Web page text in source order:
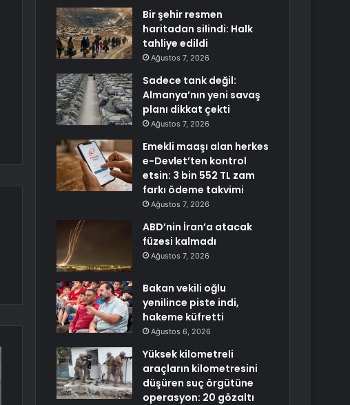
Bir şehir resmen
haritadan silindi: Halk
tahliye edildi
Ağustos 7, 2026
Sadece tank değil:
Almanya’nın yeni savaş
planı dikkat çekti
Ağustos 7, 2026
Emekli maaşı alan herkes
e-Devlet’ten kontrol
etsin: 3 bin 552 TL zam
farkı ödeme takvimi
Ağustos 7, 2026
ABD’nin İran’a atacak
füzesi kalmadı
Ağustos 7, 2026
Bakan vekili oğlu
yenilince piste indi,
hakeme küfretti
Ağustos 6, 2026
Yüksek kilometreli
araçların kilometresini
düşüren suç örgütüne
operasyon: 20 gözaltı